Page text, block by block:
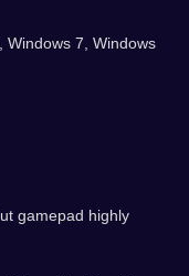
Windows 7, Windows
gamepad highly